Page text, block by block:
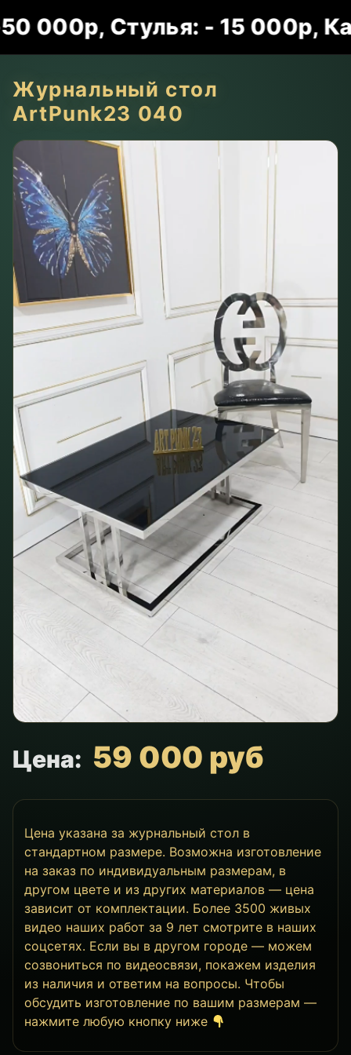
Стулья: - 15 000р,
Журнальный стол
ArtPunk23 040
Цена: 59 000 руб
Цена указана за журнальный стол в
стандартном размере. Возможна изготовление
на заказ по индивидуальным размерам, в
другом цвете и из других материалов — цена
зависит от комплектации. Более 3500 живых
видео наших работ за 9 лет смотрите в наших
соцсетях. Если вы в другом городе — можем
созвониться по видеосвязи, покажем изделия
из наличия и ответим на вопросы. Чтобы
обсудить изготовление по вашим размерам —
нажмите любую кнопку ниже